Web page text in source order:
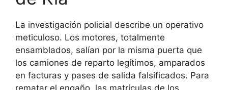
La investigación policial describe un operativo
meticuloso. Los motores, totalmente
ensamblados, salían por la misma puerta que
los camiones de reparto legítimos, amparados
en facturas y pases de salida falsificados. Para
rematar el engaño, las matrículas de los